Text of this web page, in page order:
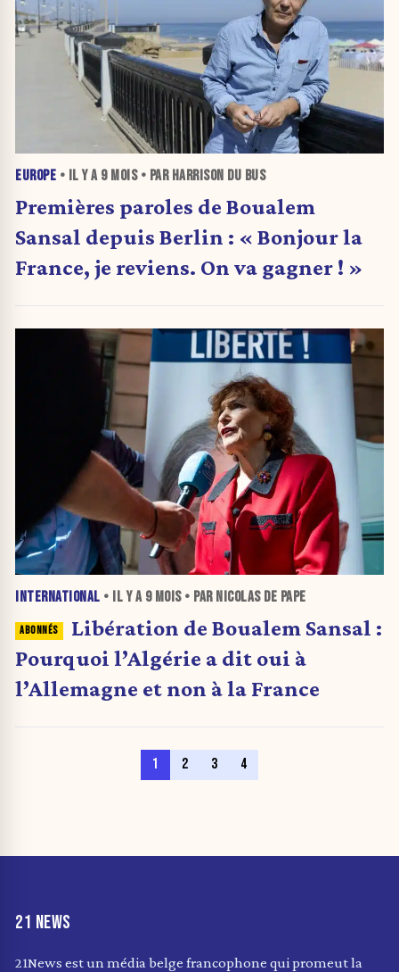
EUROPE • IL Y A 9 MOIS• PAR HARRISON DU BUS
Premières paroles de Boualem
Sansal depuis Berlin : « Bonjour la
France, je reviens. On va gagner ! »
INTERNATIONAL • IL Y A 9 MOIS• PAR NICOLAS DE PAPE
Libération de Boualem Sansal :
Pourquoi l’Algérie a dit oui à
l’Allemagne et non à la France
1 2 3 4
21 NEWS
21News est un média belge francophone qui promeut la